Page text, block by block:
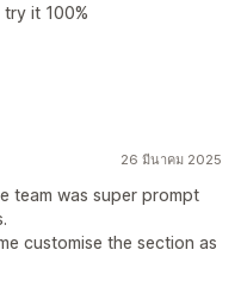
it 100%
26 มีนาคม 2025
team was super prompt
customise the section as